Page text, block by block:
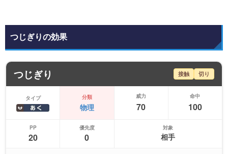
つじぎりの効果
つじぎり 接触 切り
タイプ 分類
物理
威力
70
命中
100
PP
20
優先度
0
対象
相手